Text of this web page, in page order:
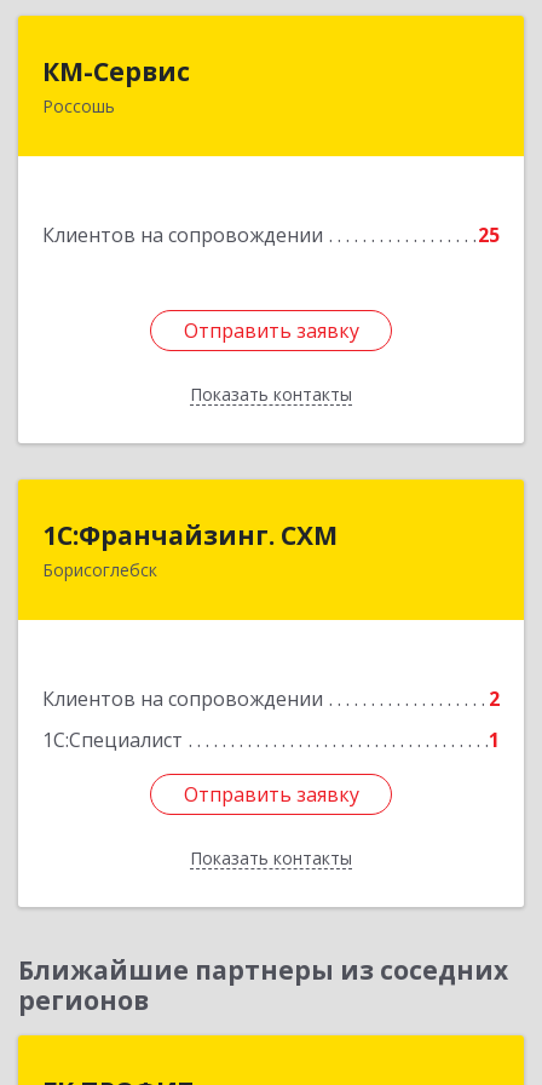
КМ-Сервис
Россошь
Клиентов на сопровождении 25
Отправить заявку
Показать контакты
396650, Воронежская обл, Россошанский р-н,
Отправить заявку
Назад
1С:Франчайзинг. СХМ
Борисоглебск
Клиентов на сопровождении
2
1С:Специалист
1
Отправить заявку
Показать контакты
397165, Воронежская обл, Борисоглебский р-н,
Отправить заявку
Назад
Ближайшие партнеры из соседних
регионов